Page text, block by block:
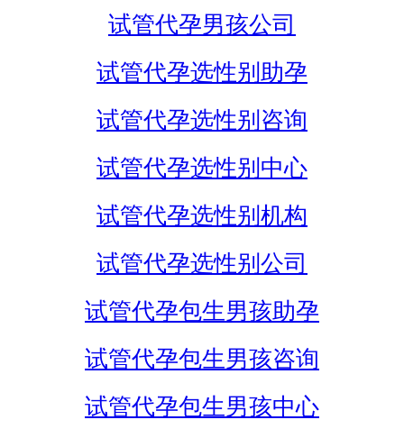
试管代孕男孩公司
试管代孕选性别助孕
试管代孕选性别咨询
试管代孕选性别中心
试管代孕选性别机构
试管代孕选性别公司
试管代孕包生男孩助孕
试管代孕包生男孩咨询
试管代孕包生男孩中心